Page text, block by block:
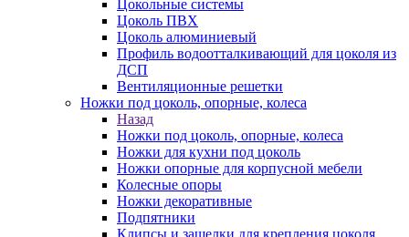
Цокольные системы
Цоколь ПВХ
Цоколь алюминиевый
Профиль водоотталкивающий для цоколя из
ДСП
Вентиляционные решетки
Ножки под цоколь, опорные, колеса
Назад
Ножки под цоколь, опорные, колеса
Ножки для кухни под цоколь
Ножки опорные для корпусной мебели
Колесные опоры
Ножки декоративные
Подпятники
Клипсы и защелки для крепления цоколя